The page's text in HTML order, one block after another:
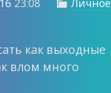
23:08  Личное
как выходные
влом много